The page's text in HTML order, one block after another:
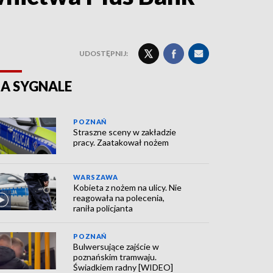
UDOSTĘPNIJ:
SYGNALE
POZNAŃ
Straszne sceny w zakładzie
pracy. Zaatakował nożem
WARSZAWA
Kobieta z nożem na ulicy. Nie
reagowała na polecenia,
raniła policjanta
POZNAŃ
Bulwersujące zajście w
poznańskim tramwaju.
Świadkiem radny [WIDEO]